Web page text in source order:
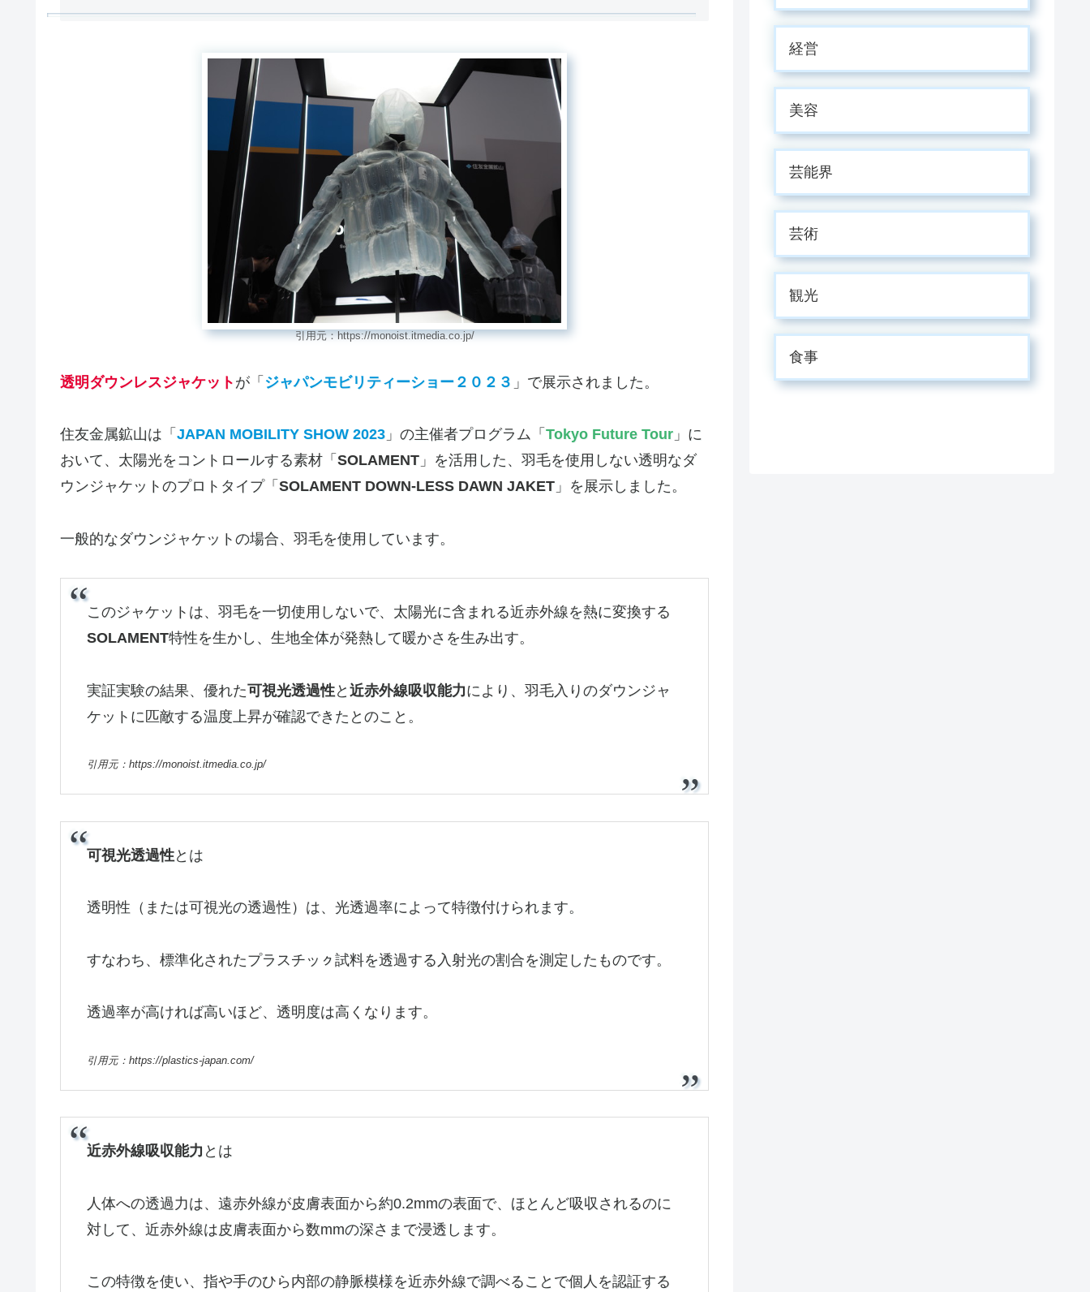
引用元：https://monoist.itmedia.co.jp/
透明ダウンレスジャケット が「 ジャパンモビリティーショー２０２３ 」で展示されました。
住友金属鉱山は「 JAPAN MOBILITY SHOW 2023 」の主催者プログラム「 Tokyo Future Tour 」に
おいて、太陽光をコントロールする素材「 SOLAMENT 」を活用した、羽毛を使用しない透明なダ
ウンジャケットのプロトタイプ「 SOLAMENT DOWN-LESS DAWN JAKET 」を展示しました。
一般的なダウンジャケットの場合、羽毛を使用しています。
このジャケットは、羽毛を一切使用しないで、太陽光に含まれる近赤外線を熱に変換する
SOLAMENT特性を生かし、生地全体が発熱して暖かさを生み出す。
実証実験の結果、優れた可視光透過性と近赤外線吸収能力により、羽毛入りのダウンジャ
ケットに匹敵する温度上昇が確認できたとのこと。
引用元：https://monoist.itmedia.co.jp/
可視光透過性とは
透明性（または可視光の透過性）は、光透過率によって特徴付けられます。
すなわち、標準化されたプラスチッㇰ試料を透過する入射光の割合を測定したものです。
透過率が高ければ高いほど、透明度は高くなります。
引用元：https://plastics-japan.com/
近赤外線吸収能力 とは
人体への透過力は、遠赤外線が皮膚表面から約0.2mmの表面で、ほとんど吸収されるのに
対して、近赤外線は皮膚表面から数mmの深さまで浸透します。
この特徴を使い、指や手のひら内部の静脈模様を近赤外線で調べることで個人を認証する
経営
美容
芸能界
芸術
観光
食事